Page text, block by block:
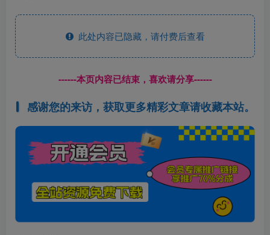
此处内容已隐藏，请付费后查看
------本页内容已结束，喜欢请分享------
感谢您的来访，获取更多精彩文章请收藏本站。